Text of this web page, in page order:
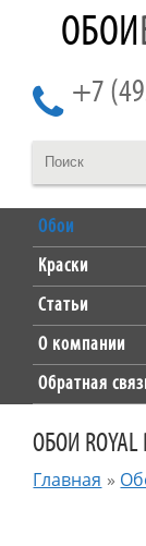
ОБОИ
+7
Обои
Краски
Статьи
О компании
Обратная
ОБОИ ROYAL
Главная »